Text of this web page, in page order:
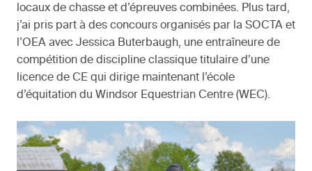
locaux de chasse et d’épreuves combinées. Plus tard,
j’ai pris part à des concours organisés par la SOCTA et
l’OEA avec Jessica Buterbaugh, une entraîneure de
compétition de discipline classique titulaire d’une
licence de CE qui dirige maintenant l’école
d’équitation du Windsor Equestrian Centre (WEC).